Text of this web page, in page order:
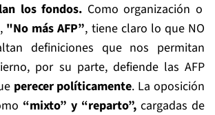
los fondos. Como organización o
"No más AFP”, tiene claro lo que NO
definiciones que nos permitan
por su parte, defiende las AFP
perecer políticamente. La oposición
“mixto” y “reparto”, cargadas de